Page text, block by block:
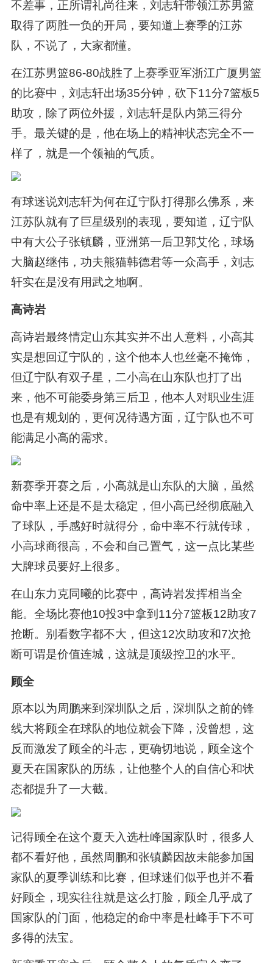
不差事，正所谓礼尚往来，刘志轩带领江苏男篮
取得了两胜一负的开局，要知道上赛季的江苏
队，不说了，大家都懂。
在江苏男篮86-80战胜了上赛季亚军浙江广厦男篮
的比赛中，刘志轩出场35分钟，砍下11分7篮板5
助攻，除了两位外援，刘志轩是队内第三得分
手。最关键的是，他在场上的精神状态完全不一
样了，就是一个领袖的气质。
有球迷说刘志轩为何在辽宁队打得那么佛系，来
江苏队就有了巨星级别的表现，要知道，辽宁队
中有大公子张镇麟，亚洲第一后卫郭艾伦，球场
大脑赵继伟，功夫熊猫韩德君等一众高手，刘志
轩实在是没有用武之地啊。
高诗岩
高诗岩最终情定山东其实并不出人意料，小高其
实是想回辽宁队的，这个他本人也丝毫不掩饰，
但辽宁队有双子星，二小高在山东队也打了出
来，他不可能委身第三后卫，他本人对职业生涯
也是有规划的，更何况待遇方面，辽宁队也不可
能满足小高的需求。
新赛季开赛之后，小高就是山东队的大脑，虽然
命中率上还是不是太稳定，但小高已经彻底融入
了球队，手感好时就得分，命中率不行就传球，
小高球商很高，不会和自己置气，这一点比某些
大牌球员要好上很多。
在山东力克同曦的比赛中，高诗岩发挥相当全
能。全场比赛他10投3中拿到11分7篮板12助攻7
抢断。别看数字都不大，但这12次助攻和7次抢
断可谓是价值连城，这就是顶级控卫的水平。
顾全
原本以为周鹏来到深圳队之后，深圳队之前的锋
线大将顾全在球队的地位就会下降，没曾想，这
反而激发了顾全的斗志，更确切地说，顾全这个
夏天在国家队的历练，让他整个人的自信心和状
态都提升了一大截。
记得顾全在这个夏天入选杜峰国家队时，很多人
都不看好他，虽然周鹏和张镇麟因故未能参加国
家队的夏季训练和比赛，但球迷们似乎也并不看
好顾全，现实往往就是这么打脸，顾全几乎成了
国家队的门面，他稳定的命中率是杜峰手下不可
多得的法宝。